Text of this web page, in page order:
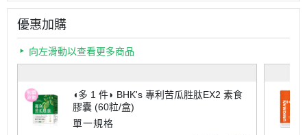
優惠加購
向左滑動以查看更多商品
◖多 1 件◗ BHK's 專利苦瓜胜肽EX2 素食
膠囊 (60粒/盒)
單一規格